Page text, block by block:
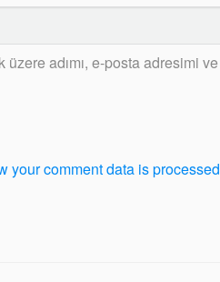
adımı, e-posta adresimi ve
your comment data is processed